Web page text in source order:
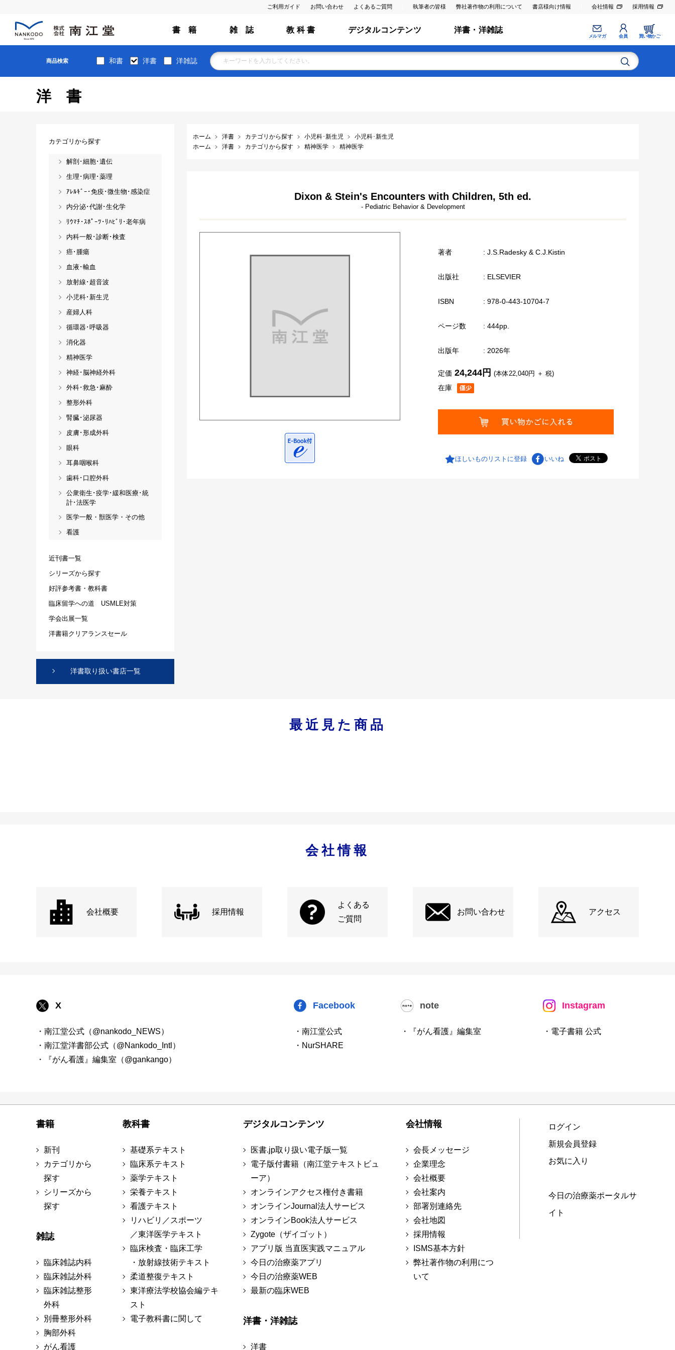
ご利用ガイド お問い合わせ よくあるご質問 執筆者の皆様 弊社著作物の利用について 書店様向け情報 会社情報 採用情報
書 籍 雑 誌 教 科 書 デジタルコンテンツ 洋書・洋雑誌
メルマガ 会員 買い物かご
商品検索 和書 洋書 洋雑誌
洋書
ホーム 洋書 カテゴリから探す 小児科･新生児
小児科･新生児
ホーム
洋書 カテゴリから探す 精神医学 精神医学
Dixon & Stein's Encounters with Children, 5th ed.
- Pediatric Behavior & Development
著者 : J.S.Radesky & C.J.Kistin
出版社 : ELSEVIER
ISBN : 978-0-443-10704-7
ページ数 : 444pp.
出版年 : 2026年
在庫
定価 24,244円 (本体22,040円 ＋ 税)
ほしいものリストに登録 いいね
カテゴリから探す
解剖･細胞･遺伝
生理･病理･薬理
ｱﾚﾙｷﾞｰ･免疫･微生物･感染症
内分泌･代謝･生化学
ﾘｳﾏﾁ･ｽﾎﾟｰﾂ･ﾘﾊﾋﾞﾘ･老年病
内科一般･診断･検査
癌･腫瘍
血液･輸血
放射線･超音波
小児科･新生児
産婦人科
循環器･呼吸器
消化器
精神医学
神経･脳神経外科
外科･救急･麻酔
整形外科
腎臓･泌尿器
皮膚･形成外科
眼科
耳鼻咽喉科
歯科･口腔外科
公衆衛生･疫学･緩和医療･統
計･法医学
医学一般・獣医学・その他
看護
近刊書一覧
シリーズから探す
好評参考書・教科書
臨床留学への道 USMLE対策
学会出展一覧
洋書籍クリアランスセール
洋書取り扱い書店一覧
最近見た商品
会社情報
会社概要 採用情報
よくある
ご質問
お問い合わせ アクセス
X
・南江堂公式（@nankodo_NEWS）
・南江堂洋書部公式（@Nankodo_Intl）
・『がん看護』編集室（@gankango）
Facebook
・南江堂公式
・NurSHARE
note
・『がん看護』編集室
Instagram
・電子書籍 公式
書籍
新刊
カテゴリから
探す
シリーズから
探す
雑誌
臨床雑誌内科
臨床雑誌外科
臨床雑誌整形
外科
別冊整形外科
胸部外科
がん看護
教科書
基礎系テキスト
臨床系テキスト
薬学テキスト
栄養テキスト
看護テキスト
リハビリ／スポーツ
／東洋医学テキスト
臨床検査・臨床工学
・放射線技術テキスト
柔道整復テキスト
東洋療法学校協会編テキ
スト
電子教科書に関して
デジタルコンテンツ
医書.jp取り扱い電子版一覧
電子版付書籍（南江堂テキストビュ
ーア）
オンラインアクセス権付き書籍
オンラインJournal法人サービス
オンラインBook法人サービス
Zygote（ザイゴット）
アプリ版 当直医実践マニュアル
今日の治療薬アプリ
今日の治療薬WEB
最新の臨床WEB
洋書・洋雑誌
洋書
会社情報
会長メッセージ
企業理念
会社概要
会社案内
部署別連絡先
会社地図
採用情報
ISMS基本方針
弊社著作物の利用につ
いて
ログイン
新規会員登録
お気に入り
今日の治療薬ポータルサ
イト